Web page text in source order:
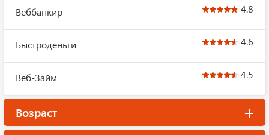
Веббанкир 4.8
Быстроденьги 4.6
Веб-Займ 4.5
Возраст